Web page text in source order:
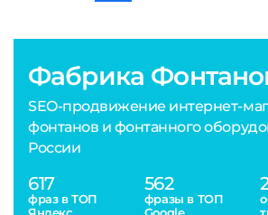
Фабрика
SEO-продвижение интернет-
фонтанов и фонтанного
России
617
фраз в ТОП
562
фразы в ТОП